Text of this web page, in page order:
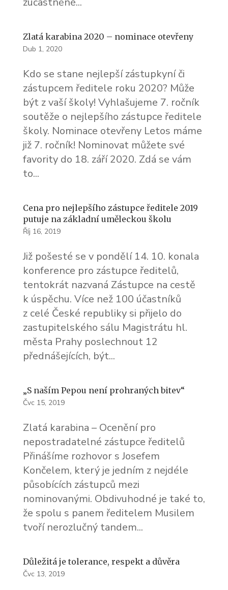
Zlatá karabina 2020 – nominace otevřeny
Dub 1, 2020
Kdo se stane nejlepší zástupkyní či
zástupcem ředitele roku 2020? Může
být z vaší školy! Vyhlašujeme 7. ročník
soutěže o nejlepšího zástupce ředitele
školy. Nominace otevřeny Letos máme
již 7. ročník! Nominovat můžete své
favority do 18. září 2020. Zdá se vám
to...
Cena pro nejlepšího zástupce ředitele 2019
putuje na základní uměleckou školu
Říj 16, 2019
Již pošesté se v pondělí 14. 10. konala
konference pro zástupce ředitelů,
tentokrát nazvaná Zástupce na cestě
k úspěchu. Více než 100 účastníků
z celé České republiky si přijelo do
zastupitelského sálu Magistrátu hl.
města Prahy poslechnout 12
přednášejících, být...
„S naším Pepou není prohraných bitev“
Čvc 15, 2019
Zlatá karabina – Ocenění pro
nepostradatelné zástupce ředitelů
Přinášíme rozhovor s Josefem
Končelem, který je jedním z nejdéle
působících zástupců mezi
nominovanými. Obdivuhodné je také to,
že spolu s panem ředitelem Musilem
tvoří nerozlučný tandem...
Důležitá je tolerance, respekt a důvěra
Čvc 13, 2019